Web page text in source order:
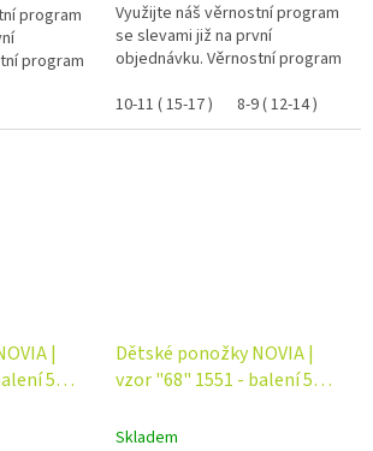
program
program
Využijte náš věrnostní program
se slevami již na první
objednávku. Věrnostní program
10-11 ( 15-17 )
8-9 ( 12-14 )
|
5
Dětské ponožky NOVIA |
vzor "68" 1551 - balení 5
Skladem